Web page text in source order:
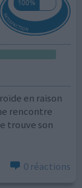
en raison
rencontre
trouve son
0 réactions